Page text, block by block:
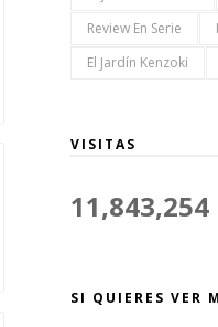
Review En Serie
El Jardín Kenzoki
VISITAS
11,843,254
SI QUIERES VER